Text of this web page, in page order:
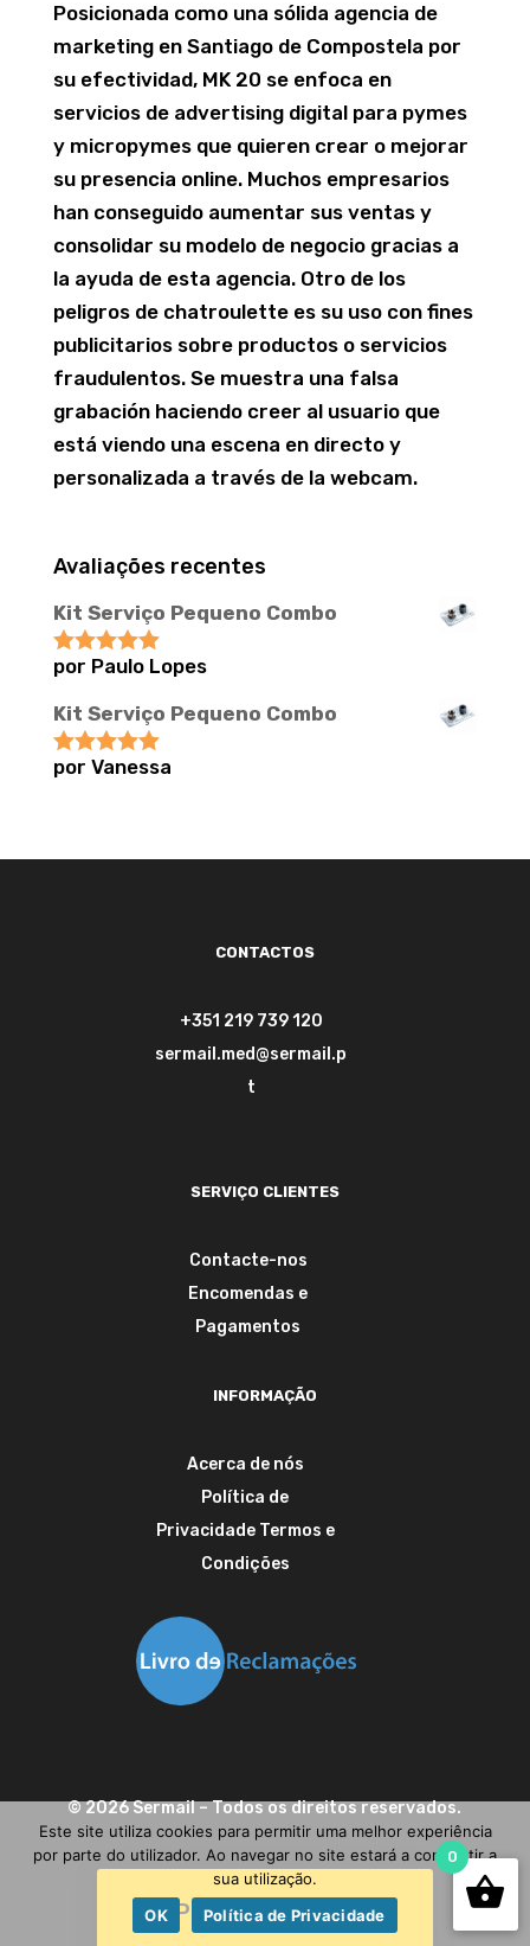
Posicionada como una sólida agencia de
marketing en Santiago de Compostela por
su efectividad, MK 20 se enfoca en
servicios de advertising digital para pymes
y micropymes que quieren crear o mejorar
su presencia online. Muchos empresarios
han conseguido aumentar sus ventas y
consolidar su modelo de negocio gracias a
la ayuda de esta agencia. Otro de los
peligros de chatroulette es su uso con fines
publicitarios sobre productos o servicios
fraudulentos. Se muestra una falsa
grabación haciendo creer al usuario que
está viendo una escena en directo y
personalizada a través de la webcam.
Avaliações recentes
Kit Serviço Pequeno Combo
Avaliação5
por Paulo Lopes
Kit Serviço Pequeno Combo
Avaliação5
por Vanessa
CONTACTOS
+351 219 739 120
sermail.med@sermail.p
t
SERVIÇO CLIENTES
Contacte-nos
Encomendas e
Pagamentos
INFORMAÇÃO
Acerca de nós
Política de
Privacidade Termos e
Condições
©2026Sermail– Todos os direitos reservados.
Precisa de ajuda?
0
Este site utiliza cookies para permitir uma melhor experiência
por parte do utilizador. Ao navegar no site estará a consentir a
sua utilização.
OK
Política de Privacidade